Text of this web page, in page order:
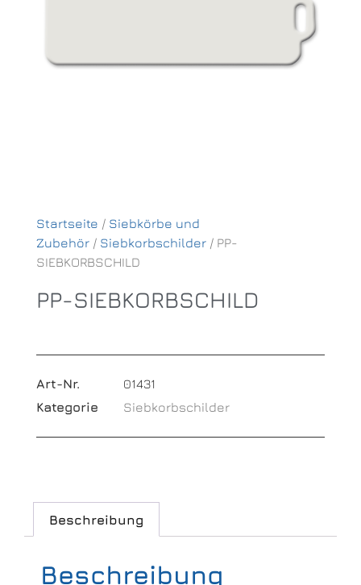
Startseite / Siebkörbe und
Zubehör / Siebkorbschilder / PP-
SIEBKORBSCHILD
PP-SIEBKORBSCHILD
Art-Nr.
01431
Kategorie
Siebkorbschilder
Beschreibung
Beschreibung